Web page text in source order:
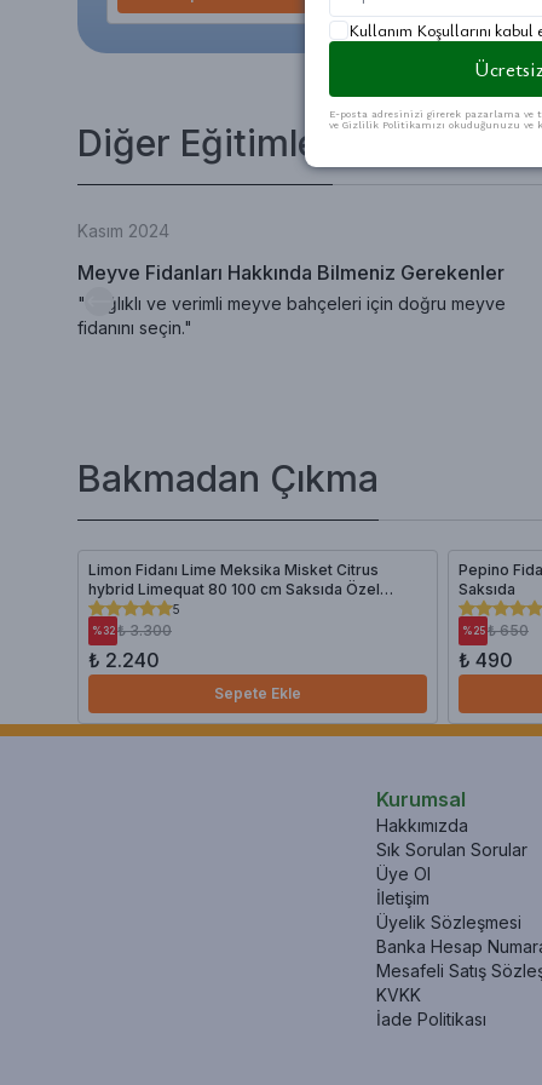
Diğer Eğitimler
Kasım 2024
Meyve Fidanları Hakkında Bilmeniz Gerekenler
"Sağlıklı ve verimli meyve bahçeleri için doğru meyve
fidanını seçin."
Bakmadan Çıkma
Limon Fidanı Lime Meksika Misket Citrus
hybrid Limequat 80 100 cm Saksıda Özel
Koleksiyon 5
% 32 ₺ 3.300
₺ 2.240
Sepete Ekle
Pepino
Saksıda
% 25 ₺ 650
₺ 490
Kurumsal
Hakkımızda
Sık Sorulan Sorular
Üye Ol
İletişim
Üyelik Sözleşmesi
Banka Hesap
Mesafeli Satış
KVKK
İade Politikası
Kullanım Koşullarını kabul
E-posta adresinizi girerek pazarlama
ve Gizlilik Politikamızı okuduğunuzu ve